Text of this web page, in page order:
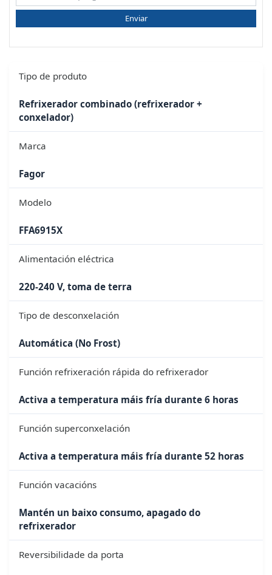
Enviar
Tipo de produto
Refrixerador combinado (refrixerador +
conxelador)
Marca
Fagor
Modelo
FFA6915X
Alimentación eléctrica
220-240 V, toma de terra
Tipo de desconxelación
Automática (No Frost)
Función refrixeración rápida do refrixerador
Activa a temperatura máis fría durante 6 horas
Función superconxelación
Activa a temperatura máis fría durante 52 horas
Función vacacións
Mantén un baixo consumo, apagado do
refrixerador
Reversibilidade da porta